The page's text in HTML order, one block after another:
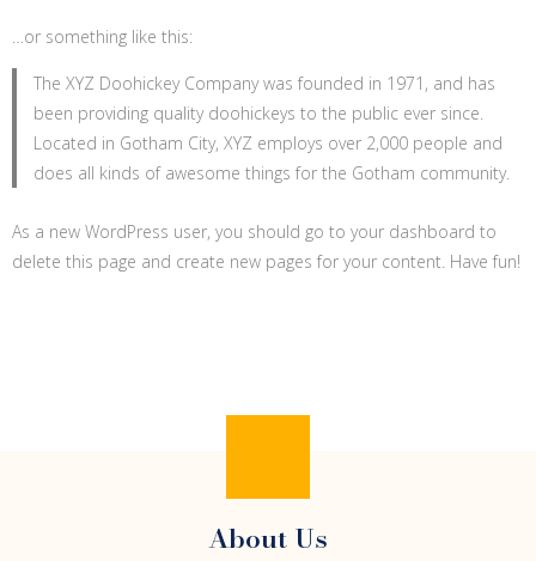
…or something like this:
The XYZ Doohickey Company was founded in 1971, and has
been providing quality doohickeys to the public ever since.
Located in Gotham City, XYZ employs over 2,000 people and
does all kinds of awesome things for the Gotham community.
As a new WordPress user, you should go to your dashboard to
delete this page and create new pages for your content. Have fun!
About Us